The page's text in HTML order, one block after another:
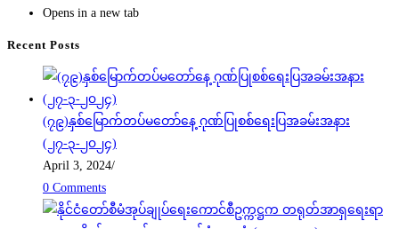
Opens in a new tab
Recent Posts
(၇၉)နှစ်မြောက်တပ်မတော်နေ့ ဂုဏ်ပြုစစ်ရေးပြအခမ်းအနား
(၂၇-၃-၂၀၂၄)
April 3, 2024/
0 Comments